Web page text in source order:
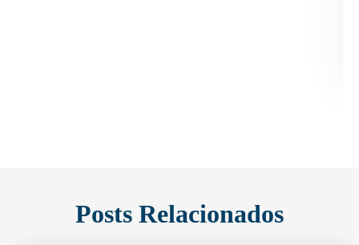
Posts Relacionados